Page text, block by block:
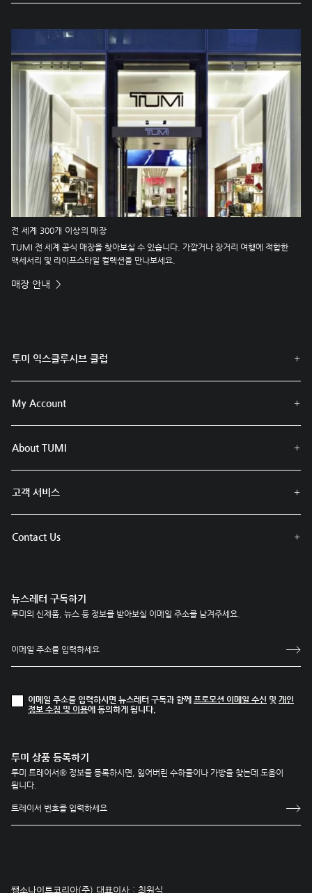
전 세계 300개 이상의 매장
TUMI 전 세계 공식 매장을 찾아보실 수 있습니다. 가깝거나 장거리 여행에 적합한
액세서리 및 라이프스타일 컬렉션을 만나보세요.
매장 안내
투미 익스클루시브 클럽
My Account
About TUMI
고객 서비스
Contact Us
뉴스레터 구독하기
투미의 신제품, 뉴스 등 정보를 받아보실 이메일 주소를 남겨주세요.
이메일 주소를 입력하시면 뉴스레터 구독과 함께 프로모션 이메일 수신 및 개인
정보 수집 및 이용에 동의하게 됩니다.
투미 상품 등록하기
투미 트레이서® 정보를 등록하시면, 잃어버린 수하물이나 가방을 찾는데 도움이
됩니다.
쌤소나이트코리아(주) 대표이사 : 최원식